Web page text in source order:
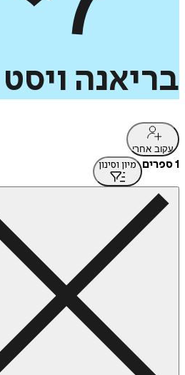
בריאנה ויסט
עקוב אחרי
1 ספרים מיון וסינון